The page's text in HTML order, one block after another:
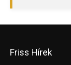
Friss Hírek